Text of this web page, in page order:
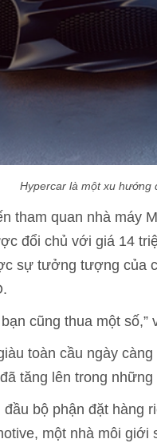
Hypercar là một xu hướng
tham quan nhà máy
đổi chủ với giá 14
sự tưởng tượng của
cũng thua một số,”
toàn cầu ngày
tăng lên trong những
bộ phận đặt hàng
một nhà môi